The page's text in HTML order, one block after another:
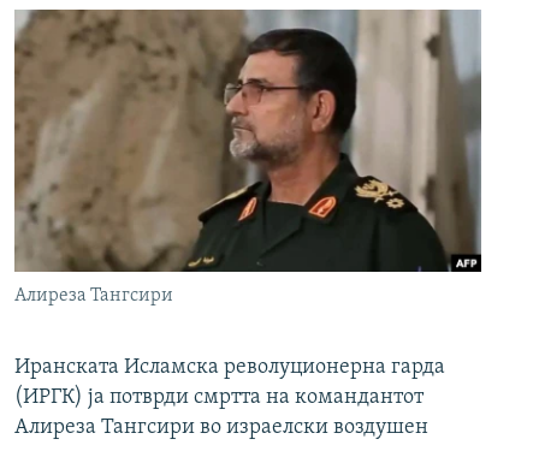
Алиреза Тангсири
Иранската Исламска револуционерна гарда
(ИРГК) ја потврди смртта на командантот
Алиреза Тангсири во израелски воздушен